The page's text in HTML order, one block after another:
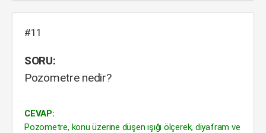
#11
SORU:
Pozometre nedir?
CEVAP:
Pozometre, konu üzerine düşen ışığı ölçerek, diyafram ve